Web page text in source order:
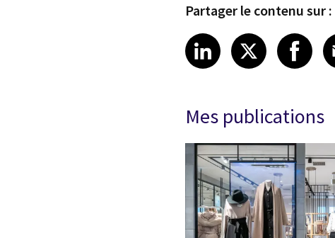
Partager le contenu sur :
Share article on
LinkedIn
Share
X
Mes publications